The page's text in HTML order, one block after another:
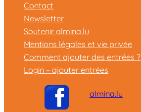
Contact
Newsletter
Soutenir almina.lu
Mentions légales et vie privée
Comment ajouter des entrées ?
Login – ajouter entrées
almina.lu